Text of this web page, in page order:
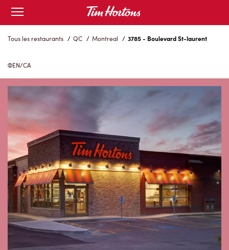
Skip
Content
Open
mobile
menu
Tous les restaurants / QC / Montreal / 3785 - Boulevard St-laurent
EN/CA